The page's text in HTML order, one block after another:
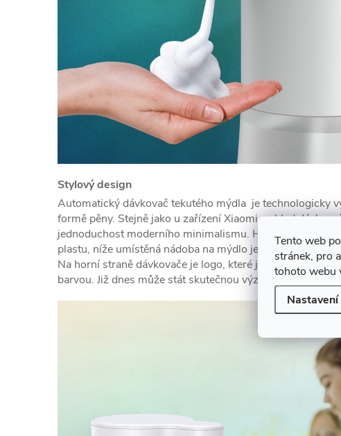
Tento web
stránek, pro
tohoto webu
Nastavení
Stylový design
Automatický dávkovač tekutého mýdla je technologicky
formě pěny. Stejně jako u zařízení Xiaomi, vzhled
jednoduchost moderního minimalismu. Horní část je
plastu, níže umístěná nádoba na mýdlo je vyrobena z
Na horní straně dávkovače je logo, které je při dávkování
barvou. Již dnes může stát skutečnou výzdobou vaší